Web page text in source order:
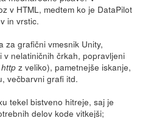
v HTML, medtem ko je DataPilot
in vrstic.
za grafični vmesnik Unity,
nelatiničnih črkah, popravljeni
httpz veliko), pametnejše iskanje,
večbarvni grafi itd.
tekel bistveno hitreje, saj je
delov kode vitkejši;